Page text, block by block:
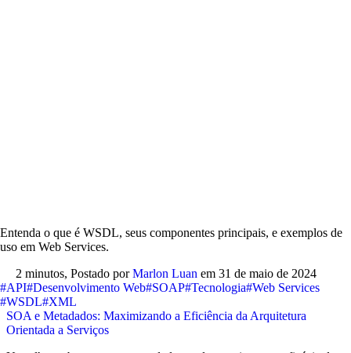
Entenda o que é WSDL, seus componentes principais, e exemplos de
uso em Web Services.
2 minutos, Postado porMarlon Luan em 31 de maio de 2024
#API#Desenvolvimento Web#SOAP#Tecnologia#Web Services
#WSDL#XML
SOA e Metadados: Maximizando a Eficiência da Arquitetura
Orientada a Serviços